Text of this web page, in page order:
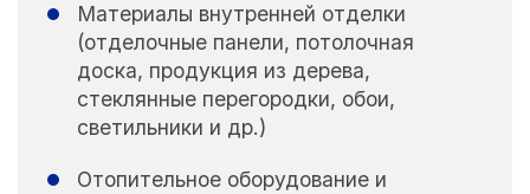
Материалы внутренней отделки
(отделочные панели, потолочная
доска, продукция из дерева,
стеклянные перегородки, обои,
светильники и др.)
Отопительное оборудование и